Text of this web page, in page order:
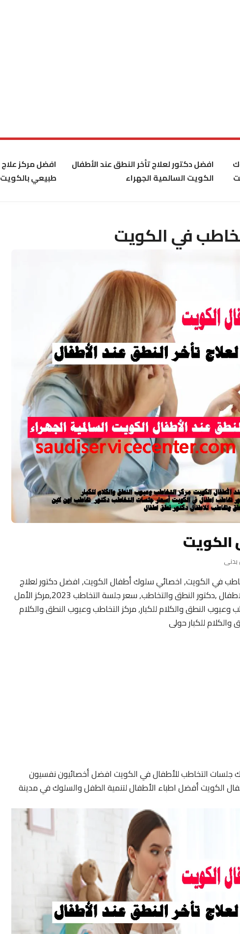
افضل دكتور لعلاج تأخر النطق عند الأطفال
الكويت السالمية الجهراء
افضل مركز علاج
طبيعي بالكويت
في الكويت
بدنى
في الكويت, اخصائي سلوك أطفال الكويت, افضل دكتور لعلاج
تأخر النطق عند الأطفال ,عيادة التخاطب للاطفال ,دكتور النطق والتخاطب, سعر جلسة التخاطب 2023,مركز الأمل
وعيوب النطق والكلام للكبار, مركز التخاطب وعيوب النطق والكلام
والكلام للكبار حولى
جلسات التخاطب للأطفال في الكويت افضل أخصائيون نفسيون
الكويت أفضل اطباء الأطفال لتنمية الطفل والسلوك في مدينة